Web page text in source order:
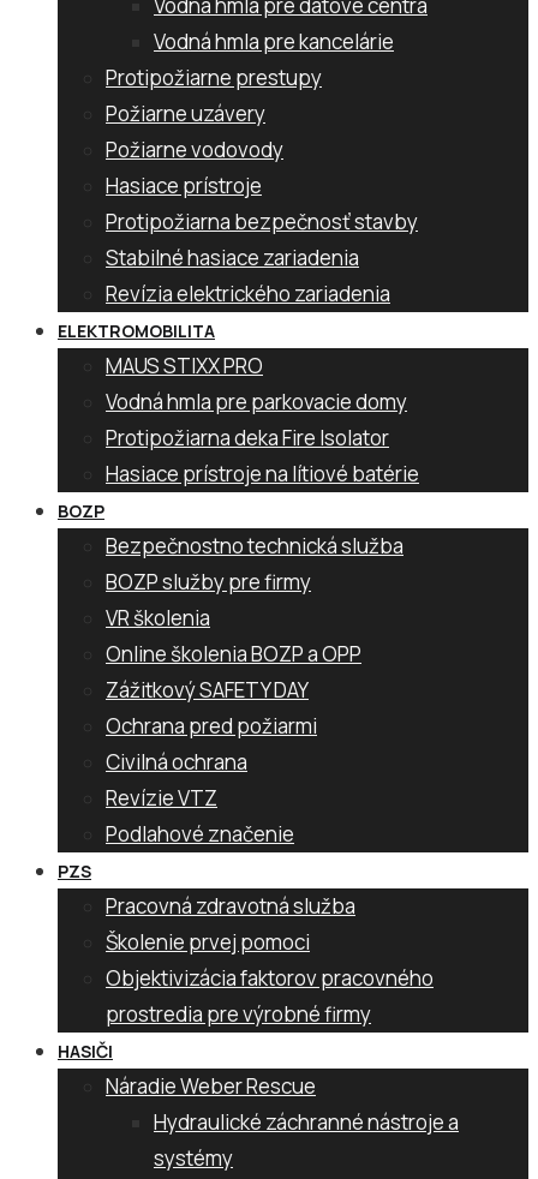
Vodná hmla pre kancelárie
Protipožiarne prestupy
Požiarne uzávery
Požiarne vodovody
Hasiace prístroje
Protipožiarna bezpečnosť stavby
Stabilné hasiace zariadenia
Revízia elektrického zariadenia
ELEKTROMOBILITA
MAUS STIXX PRO
Vodná hmla pre parkovacie domy
Protipožiarna deka Fire Isolator
Hasiace prístroje na lítiové batérie
BOZP
Bezpečnostno technická služba
BOZP služby pre firmy
VR školenia
Online školenia BOZP a OPP
Zážitkový SAFETY DAY
Ochrana pred požiarmi
Civilná ochrana
Revízie VTZ
Podlahové značenie
PZS
Pracovná zdravotná služba
Školenie prvej pomoci
Objektivizácia faktorov pracovného
prostredia pre výrobné firmy
HASIČI
Náradie Weber Rescue
Hydraulické záchranné nástroje a
systémy